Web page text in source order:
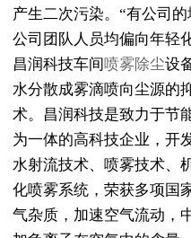
产生二次污染。“有公司
公司团队人员均偏向年轻
昌润科技车间喷雾除尘设
水分散成雾滴喷向尘源的
术。昌润科技是致力于节
为一体的高科技企业，开
水射流技术、喷雾技术、
化喷雾系统，荣获多项国
气杂质，加速空气流动，